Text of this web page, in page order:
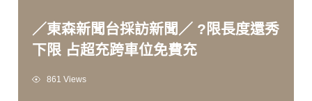
／東森新聞台採訪新聞／ ?限長度還秀
下限 占超充跨車位免費充
Views861 Views